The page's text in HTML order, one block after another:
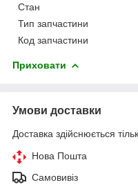
Стан
Тип запчастини
Код запчастини
Приховати
Умови доставки
Доставка здійснюється
Нова Пошта
Самовивіз